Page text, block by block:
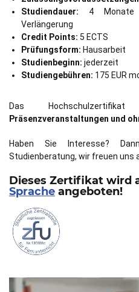
Studiendauer: 4 Monate
Verlängerung
Credit Points: 5 ECTS
Prüfungsform: Hausarbeit
Studienbeginn: jederzeit
Studiengebühren: 175 EUR
Das
Präsenzveranstaltungen und
Haben Sie Interesse?
Studienberatung, wir freuen uns
Dieses Zertifikat wird
Sprache angeboten!